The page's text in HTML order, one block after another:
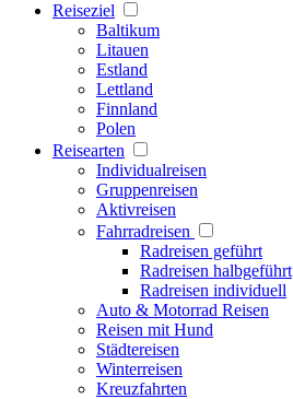
Reiseziel
Baltikum
Litauen
Estland
Lettland
Finnland
Polen
Reisearten
Individualreisen
Gruppenreisen
Aktivreisen
Fahrradreisen
Radreisen geführt
Radreisen halbgeführt
Radreisen individuell
Auto & Motorrad Reisen
Reisen mit Hund
Städtereisen
Winterreisen
Kreuzfahrten